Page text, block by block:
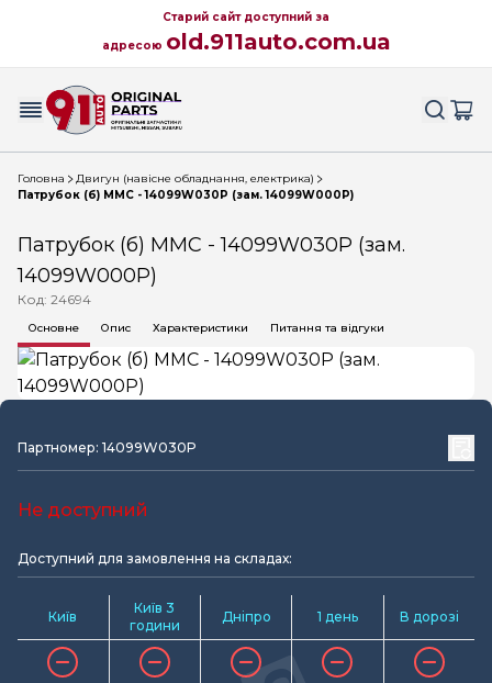
Старий сайт доступний за
адресою old.911auto.com.ua
Головна
Двигун (навісне обладнання, електрика)
Патрубок (б) MMC - 14099W030P (зам. 14099W000P)
Патрубок (б) MMC - 14099W030P (зам.
14099W000P)
Код: 24694
Основне Опис Характеристики Питання та відгуки
Партномер: 14099W030P
Не доступний
Доступний для замовлення на складах:
Київ
Київ 3
години
Дніпро 1 день В дорозі